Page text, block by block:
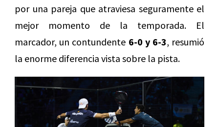
por una pareja que atraviesa seguramente el
mejor momento de la temporada. El
marcador, un contundente 6-0 y 6-3, resumió
la enorme diferencia vista sobre la pista.